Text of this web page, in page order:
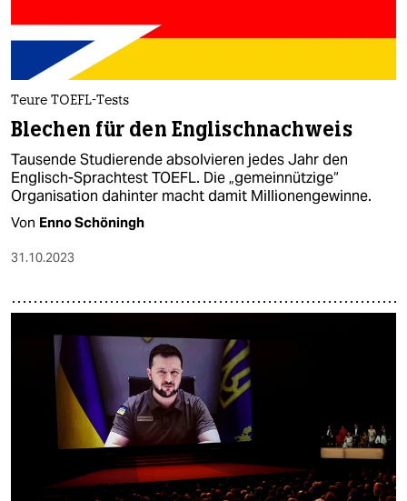
Teure TOEFL-Tests
Blechen für den Englischnachweis
Tausende Studierende absolvieren jedes Jahr den
Englisch-Sprachtest TOEFL. Die „gemeinnützige“
Organisation dahinter macht damit Millionengewinne.
Von Enno Schöningh
31.10.2023